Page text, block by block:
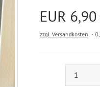
EUR 6,90
zzgl. Versandkosten
1